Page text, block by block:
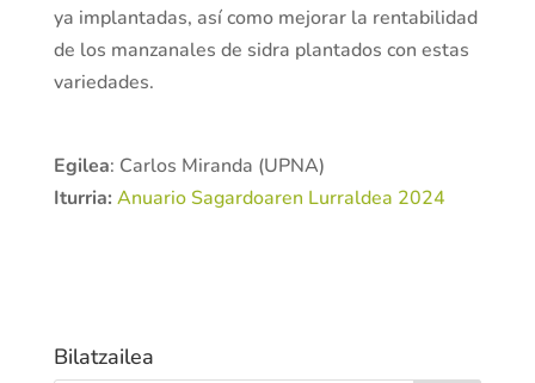
ya implantadas, así como mejorar la rentabilidad
de los manzanales de sidra plantados con estas
variedades.
Egilea: Carlos Miranda (UPNA)
Iturria: Anuario Sagardoaren Lurraldea 2024
Bilatzailea